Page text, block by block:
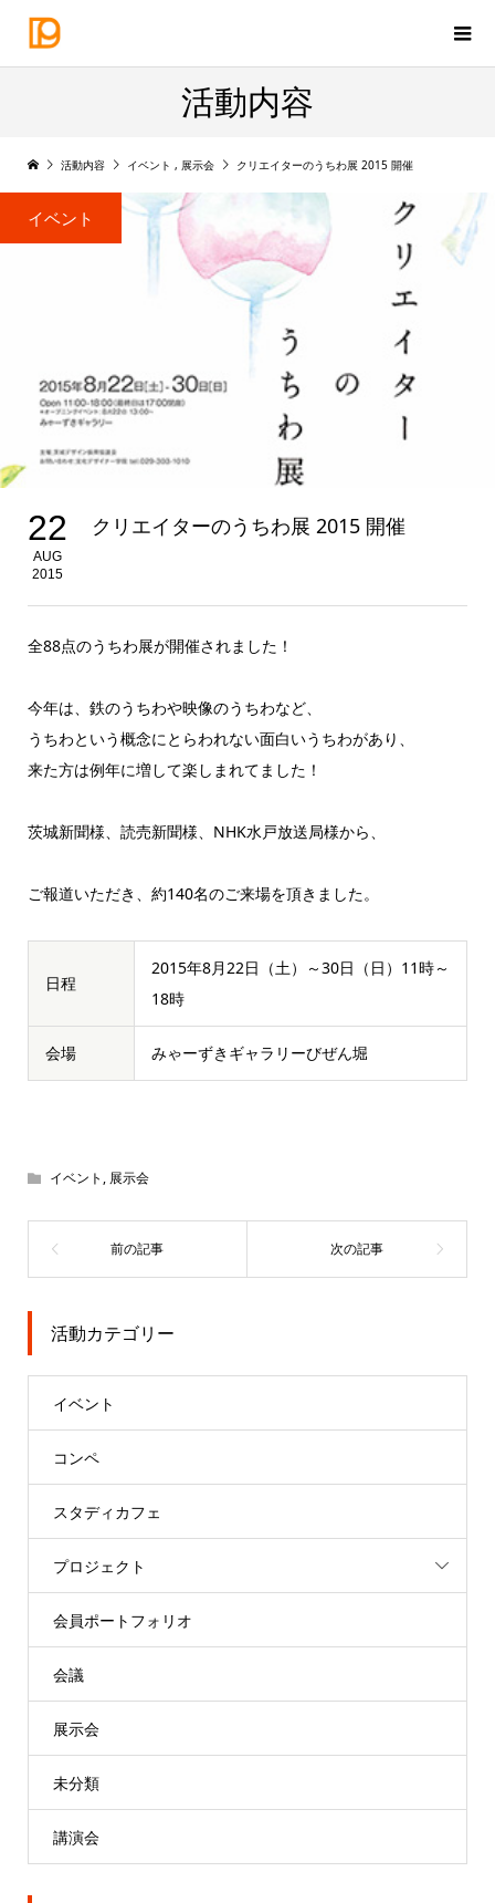
活動内容
活動内容 イベント , 展示会 クリエイターのうちわ展 2015 開催
イベント
22
AUG
2015
クリエイターのうちわ展 2015 開催
全88点のうちわ展が開催されました！
今年は、鉄のうちわや映像のうちわなど、
うちわという概念にとらわれない面白いうちわがあり、
来た方は例年に増して楽しまれてました！
茨城新聞様、読売新聞様、NHK水戸放送局様から、
ご報道いただき、約140名のご来場を頂きました。
日程
2015年8月22日（土）～30日（日）11時～
18時
会場 みゃーずきギャラリーびぜん堀
イベント , 展示会
活動カテゴリー
イベント
コンペ
スタディカフェ
プロジェクト
会員ポートフォリオ
会議
展示会
未分類
講演会